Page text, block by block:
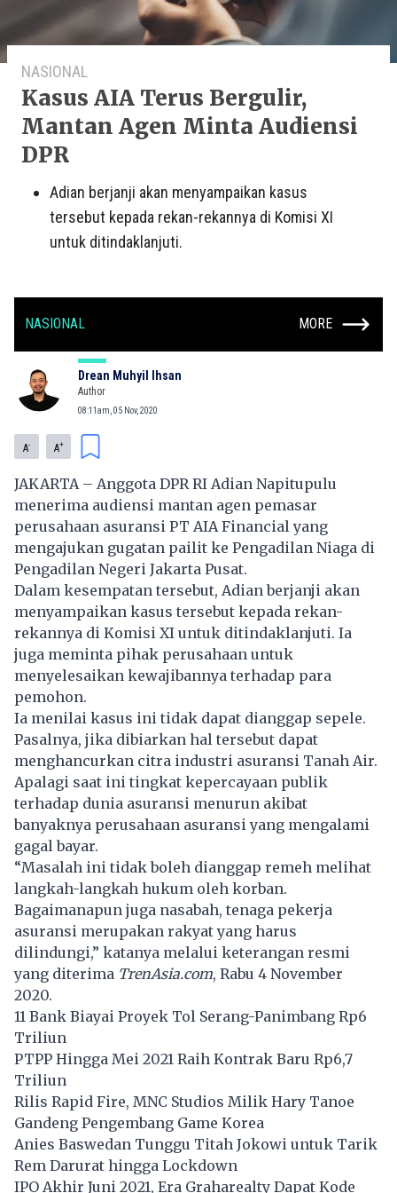
NASIONAL
Kasus AIA Terus Bergulir,
Mantan Agen Minta Audiensi
DPR
Adian berjanji akan menyampaikan kasus
tersebut kepada rekan-rekannya di Komisi XI
untuk ditindaklanjuti.
NASIONAL MORE
Drean Muhyil Ihsan
Author
08:11am, 05 Nov, 2020
A- A+
JAKARTA – Anggota DPR RI Adian Napitupulu
menerima audiensi mantan agen pemasar
perusahaan asuransi PT AIA Financial yang
mengajukan gugatan pailit ke Pengadilan Niaga di
Pengadilan Negeri Jakarta Pusat.
Dalam kesempatan tersebut, Adian berjanji akan
menyampaikan kasus tersebut kepada rekan-
rekannya di Komisi XI untuk ditindaklanjuti. Ia
juga meminta pihak perusahaan untuk
menyelesaikan kewajibannya terhadap para
pemohon.
Ia menilai kasus ini tidak dapat dianggap sepele.
Pasalnya, jika dibiarkan hal tersebut dapat
menghancurkan citra industri asuransi Tanah Air.
Apalagi saat ini tingkat kepercayaan publik
terhadap dunia asuransi menurun akibat
banyaknya perusahaan asuransi yang mengalami
gagal bayar.
“Masalah ini tidak boleh dianggap remeh melihat
langkah-langkah hukum oleh korban.
Bagaimanapun juga nasabah, tenaga pekerja
asuransi merupakan rakyat yang harus
dilindungi,” katanya melalui keterangan resmi
yang diterima TrenAsia.com, Rabu 4 November
2020.
11 Bank Biayai Proyek Tol Serang-Panimbang Rp6
Triliun
PTPP Hingga Mei 2021 Raih Kontrak Baru Rp6,7
Triliun
Rilis Rapid Fire, MNC Studios Milik Hary Tanoe
Gandeng Pengembang Game Korea
Anies Baswedan Tunggu Titah Jokowi untuk Tarik
Rem Darurat hingga Lockdown
IPO Akhir Juni 2021, Era Graharealty Dapat Kode